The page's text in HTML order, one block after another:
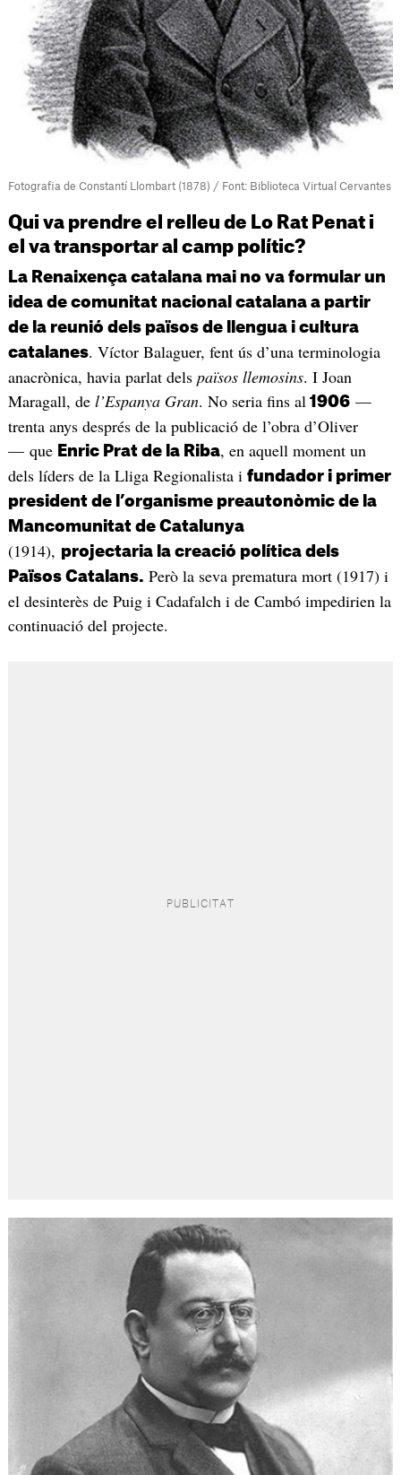
Fotografia de Constantí Llombart (1878) / Font: Biblioteca Virtual Cervantes
Qui va prendre el relleu de Lo Rat Penat i
el va transportar al camp polític?
La Renaixença catalana mai no va formular un
idea de comunitat nacional catalana a partir
de la reunió dels països de llengua i cultura
catalanes. Víctor Balaguer, fent ús d’una terminologia
anacrònica, havia parlat dels països llemosins. I Joan
Maragall, de l’Espanya Gran. No seria fins al 1906—
trenta anys després de la publicació de l’obra d’Oliver
— que Enric Prat de la Riba, en aquell moment un
dels líders de la Lliga Regionalista i fundador i primer
president de l’organisme preautonòmic de la
Mancomunitat de Catalunya
(1914), projectaria la creació política dels
Països Catalans. Però la seva prematura mort (1917) i
el desinterès de Puig i Cadafalch i de Cambó impedirien la
continuació del projecte.